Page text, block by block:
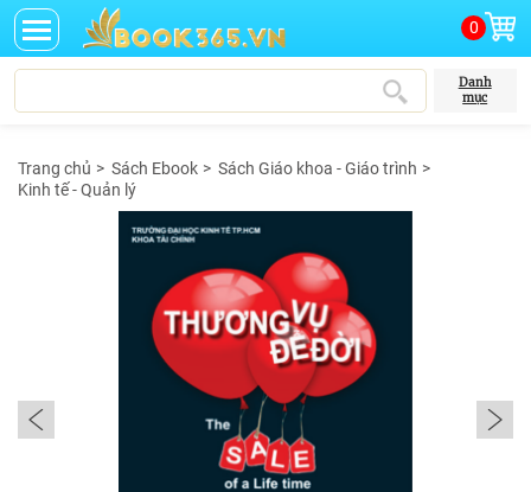
0
Danh
mục
Trang chủ> Sách Ebook> Sách Giáo khoa - Giáo trình>
Kinh tế - Quản lý